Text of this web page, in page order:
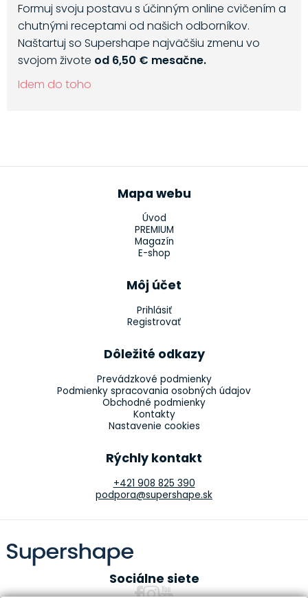
Formuj svoju postavu s účinným online cvičením a
chutnými receptami od našich odborníkov.
Naštartuj so Supershape najväčšiu zmenu vo
svojom živote od 6,50 € mesačne.
Idem do toho
Mapa webu
Úvod
PREMIUM
Magazín
E-shop
Môj účet
Prihlásiť
Registrovať
Dôležité odkazy
Prevádzkové podmienky
Podmienky spracovania osobných údajov
Obchodné podmienky
Kontakty
Nastavenie cookies
Rýchly kontakt
+421 908 825 390
podpora@supershape.sk
Sociálne siete